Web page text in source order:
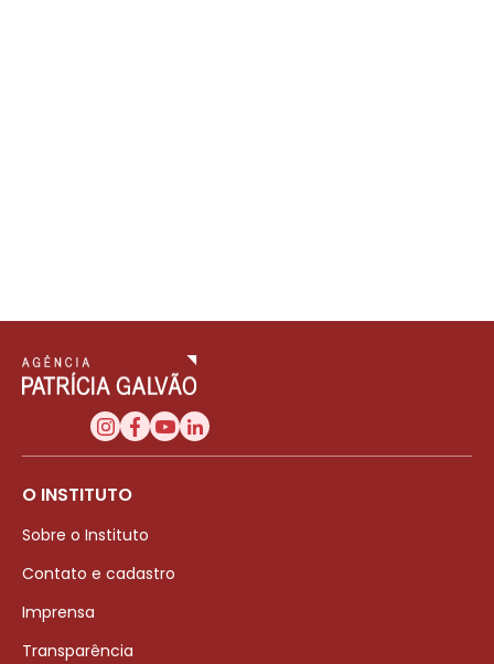
O INSTITUTO
Sobre o Instituto
Contato e cadastro
Imprensa
Transparência